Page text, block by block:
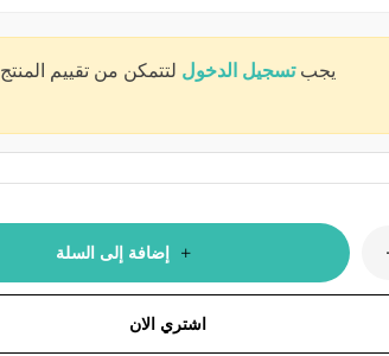
يجبتسجيل الدخول لتتمكن من تقييم المنتج
إضافة إلى السلة
اشتري الان